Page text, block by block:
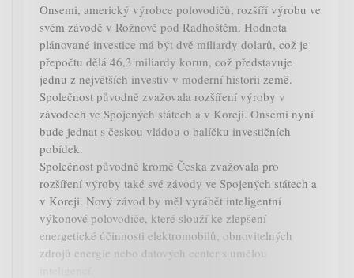
Onsemi, americký výrobce polovodičů, rozšíří výrobu ve
svém závodě v Rožnově pod Radhoštěm. Hodnota
plánované investice má být dvě miliardy dolarů, což je
přepočtu dělá 46,3 miliardy korun, což představuje
jednu z největších investiv v moderní historii země.
Společnost původně zvažovala rozšíření výroby v
závodech ve Spojených státech a v Koreji. Onsemi nyní
bude jednat s českou vládou o balíčku investičních
pobídek.
Společnost původně kromě Česka zvažovala pro
rozšíření výroby také své závody ve Spojených státech a
v Koreji. Nový závod by měl vyrábět inteligentní
výkonové polovodiče, které slouží ke zlepšení
energetické účinnosti elektromobilů, obnovitelných
zdrojů energie nebo datových center s umělou